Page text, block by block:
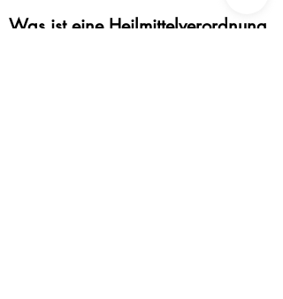
Was ist eine Heilmittelverordnung